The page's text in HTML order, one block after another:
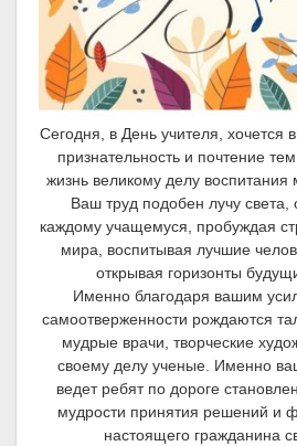
Сегодня, в День учителя, хочется
признательность и почтение
жизнь великому делу воспитания
Ваш труд подобен лучу
каждому учащемуся, пробуждая
мира, воспитывая лучшие
открывая горизонты
Именно благодаря вашим
самоотверженности рождаются
мудрые врачи, творческие
своему делу ученые. Именно
ведет ребят по дороге
мудрости принятия решений и
настоящего гражданина